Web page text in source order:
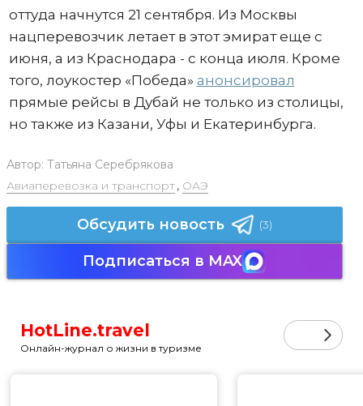
оттуда начнутся 21 сентября. Из Москвы
нацперевозчик летает в этот эмират еще с
июня, а из Краснодара - с конца июля. Кроме
того, лоукостер «Победа» анонсировал
прямые рейсы в Дубай не только из столицы,
но также из Казани, Уфы и Екатеринбурга.
Автор: Татьяна Серебрякова
Авиаперевозка и транспорт, ОАЭ
Обсудить новость (3)
Подписаться в MAX
HotLine.travel
Онлайн-журнал о жизни в туризме